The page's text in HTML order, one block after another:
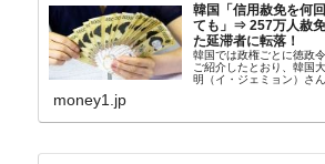
韓国「信用赦免を何
ても」⇒ 257万人赦
た延滞者に転落！
韓国では政権ごとに徳政
ご紹介したとおり、韓国
明（イ・ジェミョン）さ
バンクにして不良債権の
money1.jp